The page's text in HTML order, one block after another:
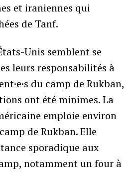
et iraniennes qui
de Tanf.
Unis semblent se
leurs responsabilités à
du camp de Rukban,
ont été minimes. La
emploie environ
de Rukban. Elle
sporadique aux
notamment un four à